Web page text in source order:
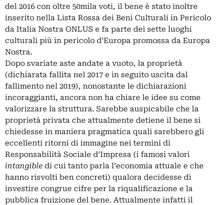
del 2016 con oltre 50mila voti, il bene è stato inoltre
inserito nella Lista Rossa dei Beni Culturali in Pericolo
da Italia Nostra ONLUS e fa parte dei sette luoghi
culturali più in pericolo d’Europa promossa da Europa
Nostra.
Dopo svariate aste andate a vuoto, la proprietà
(dichiarata fallita nel 2017 e in seguito uscita dal
fallimento nel 2019), nonostante le dichiarazioni
incoraggianti, ancora non ha chiare le idee su come
valorizzare la struttura. Sarebbe auspicabile che la
proprietà privata che attualmente detiene il bene si
chiedesse in maniera pragmatica quali sarebbero gli
eccellenti ritorni di immagine nei termini di
Responsabilità Sociale d’Impresa (i famosi valori
intangible di cui tanto parla l’economia attuale e che
hanno risvolti ben concreti) qualora decidesse di
investire congrue cifre per la riqualificazione e la
pubblica fruizione del bene. Attualmente infatti il